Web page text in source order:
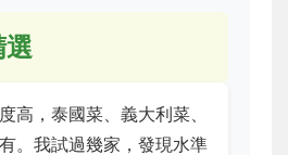
選
高，泰國菜、義大利菜、
。我試過幾家，發現水準